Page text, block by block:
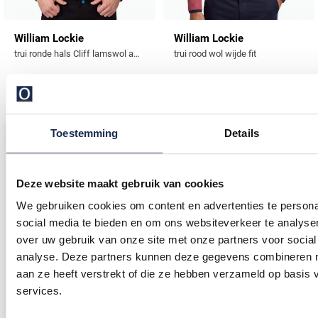
Toestemming Details
Deze website maakt gebruik van cookies
We gebruiken cookies om content en advertenties te
social media te bieden en om ons websiteverkeer te
over uw gebruik van onze site met onze partners voor
analyse. Deze partners kunnen deze gegevens combineren
aan ze heeft verstrekt of die ze hebben verzameld op basis
services.
William Lockie
trui ronde hals Cliff lamswol antraciet
€ 179,95
William Lockie
trui rood wol wijde fit
Toevoegen aan favorieten